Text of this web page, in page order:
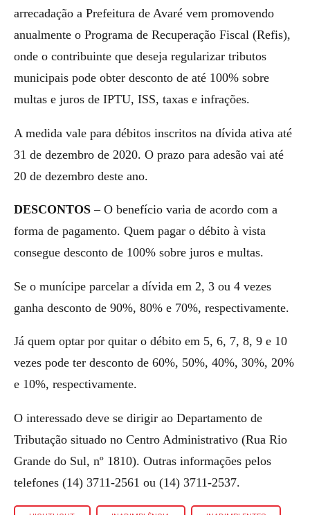
arrecadação a Prefeitura de Avaré vem promovendo
anualmente o Programa de Recuperação Fiscal (Refis),
onde o contribuinte que deseja regularizar tributos
municipais pode obter desconto de até 100% sobre
multas e juros de IPTU, ISS, taxas e infrações.
A medida vale para débitos inscritos na dívida ativa até
31 de dezembro de 2020. O prazo para adesão vai até
20 de dezembro deste ano.
DESCONTOS – O benefício varia de acordo com a
forma de pagamento. Quem pagar o débito à vista
consegue desconto de 100% sobre juros e multas.
Se o munícipe parcelar a dívida em 2, 3 ou 4 vezes
ganha desconto de 90%, 80% e 70%, respectivamente.
Já quem optar por quitar o débito em 5, 6, 7, 8, 9 e 10
vezes pode ter desconto de 60%, 50%, 40%, 30%, 20%
e 10%, respectivamente.
O interessado deve se dirigir ao Departamento de
Tributação situado no Centro Administrativo (Rua Rio
Grande do Sul, nº 1810). Outras informações pelos
telefones (14) 3711-2561 ou (14) 3711-2537.